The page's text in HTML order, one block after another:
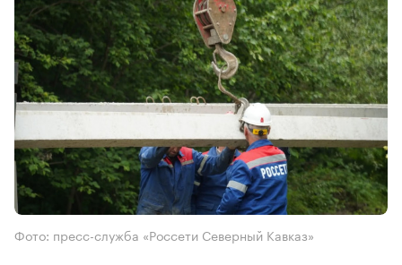
Фото: пресс-служба «Россети Северный Кавказ»